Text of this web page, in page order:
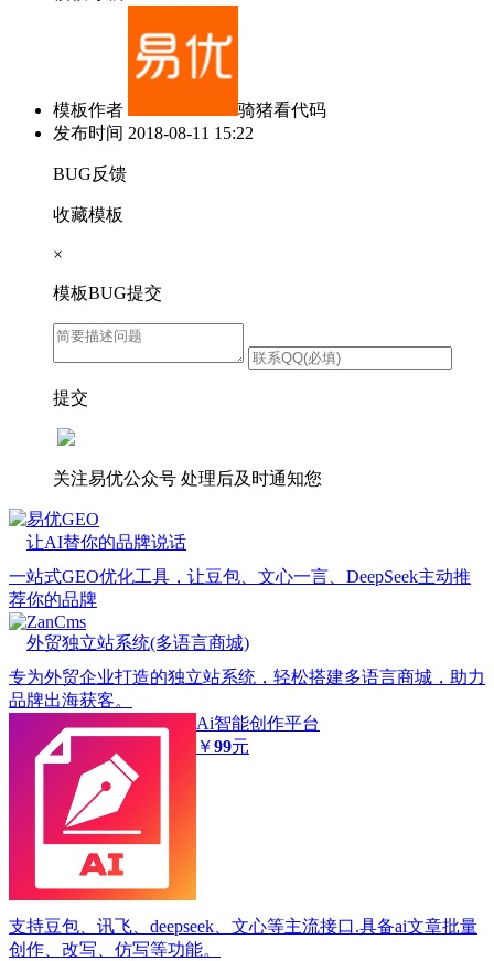
模板作者
骑猪看代码
发布时间 2018-08-11 15:22
BUG反馈
收藏模板
×
模板BUG提交
提交
关注易优公众号 处理后及时通知您
易优GEO
让AI替你的品牌说话
一站式GEO优化工具，让豆包、文心一言、DeepSeek主动推
荐你的品牌
ZanCms
外贸独立站系统(多语言商城)
专为外贸企业打造的独立站系统，轻松搭建多语言商城，助力
品牌出海获客。
Ai智能创作平台
￥99元
支持豆包、讯飞、deepseek、文心等主流接口.具备ai文章批量
创作、改写、仿写等功能。